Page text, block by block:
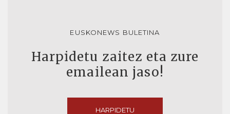
EUSKONEWS BULETINA
Harpidetu zaitez eta zure
emailean jaso!
HARPIDETU